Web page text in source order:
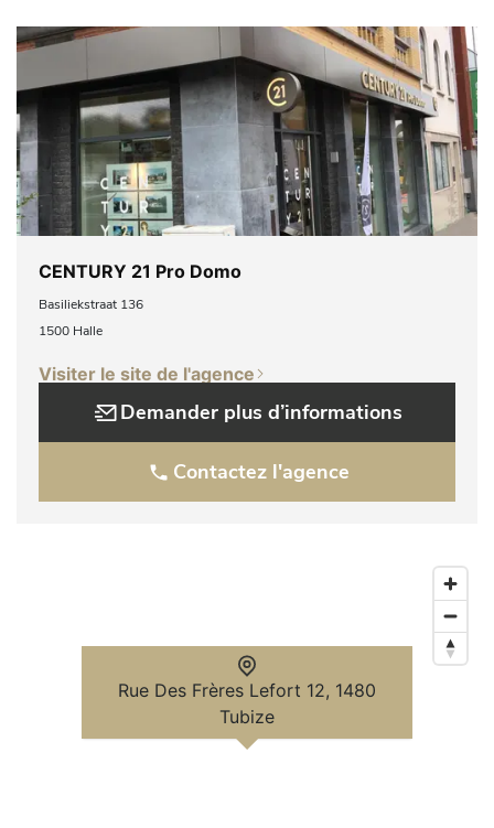
CENTURY 21 Pro Domo
Basiliekstraat 136
1500 Halle
Visiter le site de l'agence
Demander plus d’informations
Contactez l'agence
Rue Des Frères Lefort 12, 1480
Tubize